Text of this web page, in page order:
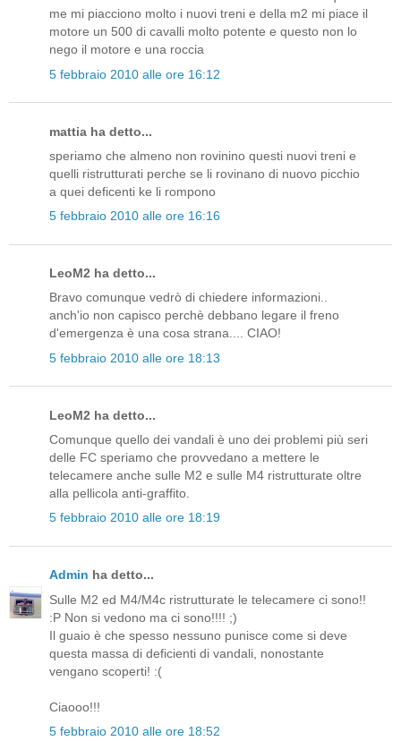
me mi piacciono molto i nuovi treni e della m2 mi piace il
motore un 500 di cavalli molto potente e questo non lo
nego il motore e una roccia
5 febbraio 2010 alle ore 16:12
mattia ha detto...
speriamo che almeno non rovinino questi nuovi treni e
quelli ristrutturati perche se li rovinano di nuovo picchio
a quei deficenti ke li rompono
5 febbraio 2010 alle ore 16:16
LeoM2 ha detto...
Bravo comunque vedrò di chiedere informazioni..
anch'io non capisco perchè debbano legare il freno
d'emergenza è una cosa strana.... CIAO!
5 febbraio 2010 alle ore 18:13
LeoM2 ha detto...
Comunque quello dei vandali è uno dei problemi più seri
delle FC speriamo che provvedano a mettere le
telecamere anche sulle M2 e sulle M4 ristrutturate oltre
alla pellicola anti-graffito.
5 febbraio 2010 alle ore 18:19
Admin ha detto...
Sulle M2 ed M4/M4c ristrutturate le telecamere ci sono!!
:P Non si vedono ma ci sono!!!! ;)
Il guaio è che spesso nessuno punisce come si deve
questa massa di deficienti di vandali, nonostante
vengano scoperti! :(
Ciaooo!!!
5 febbraio 2010 alle ore 18:52